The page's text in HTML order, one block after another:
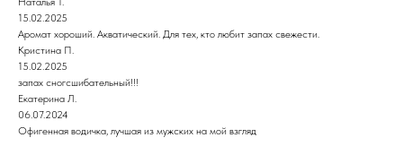
15.02.2025
Аромат хороший. Акватический. Для тех, кто любит запах свежести.
Кристина П.
15.02.2025
запах сногсшибательный!!!
Екатерина Л.
06.07.2024
Офигенная водичка, лучшая из мужских на мой взгляд